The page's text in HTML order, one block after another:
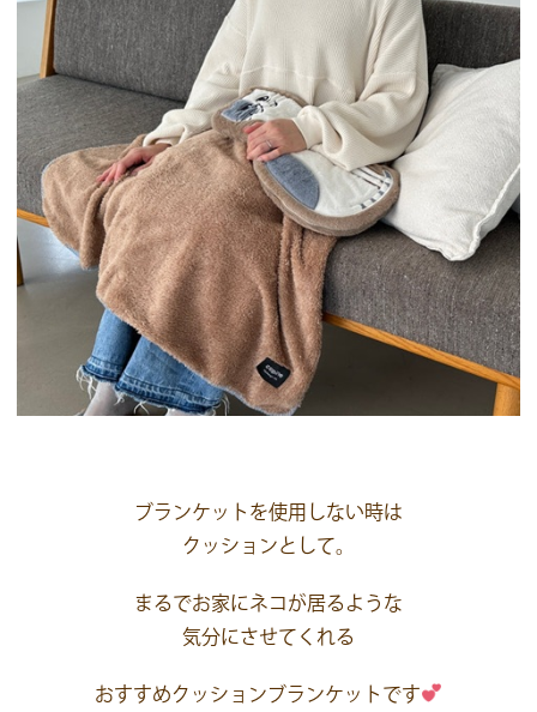
ブランケットを使用しない時は
クッションとして。
まるでお家にネコが居るような
気分にさせてくれる
おすすめクッションブランケットです